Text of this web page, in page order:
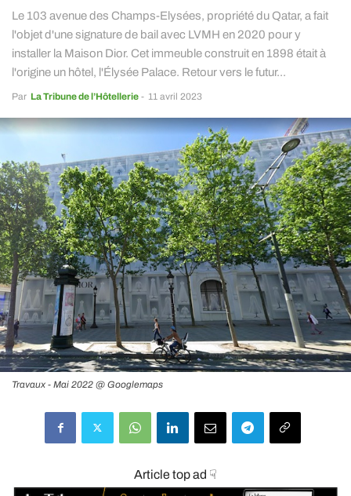
Le 103 avenue des Champs-Elysées, propriété du Qatar, a fait
l'objet d'une signature de bail avec LVMH en 2020 pour y
installer la Maison Dior. Cet immeuble construit en 1898 était à
l'origine un hôtel, l'Élysée Palace. Retour vers le futur...
Par La Tribune de l’Hôtellerie - 11 avril 2023
Travaux - Mai 2022 @ Googlemaps
Article top ad ☟